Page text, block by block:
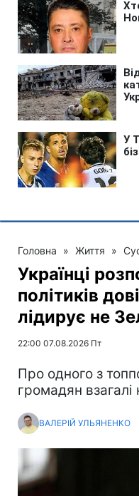
Головна » Життя »
Українці
політиків
лідирує не
22:00 07.08.2026 Пт
Про одного з
громадян взагалі
ВАЛЕРІЙ УЛЬЯНЕНКО